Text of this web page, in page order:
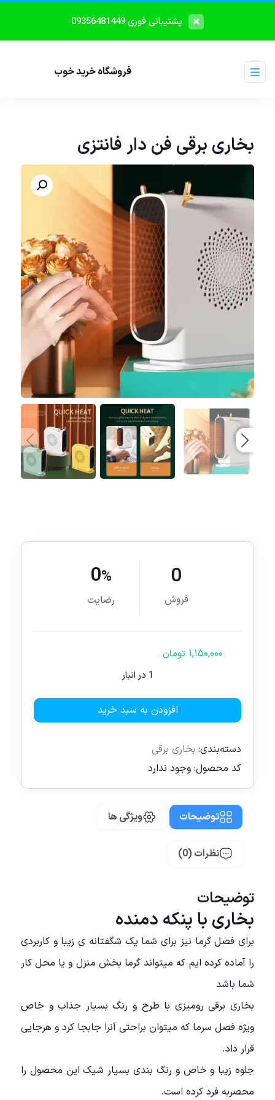
پشتیبانی فوری 09356481449
فروشگاه خرید خوب
بخاری برقی فن دار فانتزی
0
فروش
0%
رضایت
۱,۱۵۰,۰۰۰ تومان
1 در انبار
افزودن به سبد خرید
دسته‌بندی: بخاری برقی
کد محصول: وجود ندارد
توضیحات ویژگی ها
نظرات (0)
توضیحات
بخاری با پنکه دمنده
برای فصل گرما نیز برای شما یک شگفتانه ی زیبا و کاربردی
را آماده کرده ایم که میتواند گرما بخش منزل و یا محل کار
شما باشد
بخاری برقی رومیزی با طرح و رنگ بسیار جذاب و خاص
ویژه فصل سرما که میتوان براحتی آنرا جابجا کرد و هرجایی
قرار داد.
جلوه زیبا و خاص و رنگ بندی بسیار شیک این محصول را
محصربه فرد کرده است.